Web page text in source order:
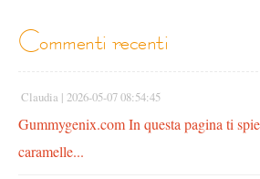
commenti recenti
Claudia | 2026-05-07 08:54:45
Gummygenix.com In questa pagina ti
caramelle...